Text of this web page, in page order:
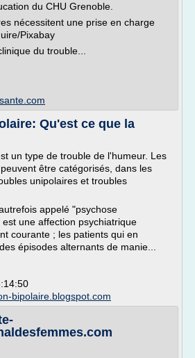
du CHU Grenoble.
nécessitent une prise en charge
Pixabay
du trouble...
Qu'est ce que la
un type de trouble de l'humeur. Les
être catégorisés, dans les
unipolaires et troubles
appelé "psychose
une affection psychiatrique
courante ; les patients qui en
épisodes alternants de manie...
bipolaire.blogspot.com